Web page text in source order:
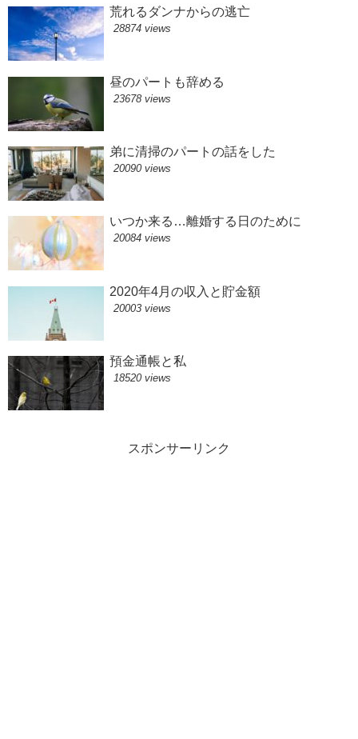
荒れるダンナからの逃亡
28874 views
昼のパートも辞める
23678 views
弟に清掃のパートの話をした
20090 views
いつか来る…離婚する日のために
20084 views
2020年4月の収入と貯金額
20003 views
預金通帳と私
18520 views
スポンサーリンク